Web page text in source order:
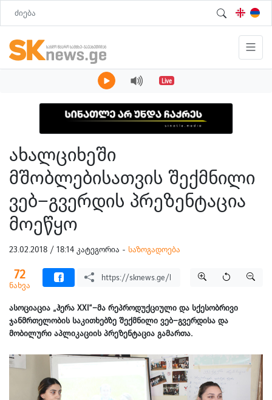
Live
ახალციხეში
მშობლებისათვის შექმნილი
ვებ–გვერდის პრეზენტაცია
მოეწყო
23.02.2018 / 18:14 კატეგორია - საზოგადოება
72
ნახვა
ასოციაცია „ჰერა XXI“–მა რეპროდუქციული და სქესობრივი
ჯანმრთელობის საკითხებზე შექმნილი ვებ–გვერდისა და
მობილური აპლიკაციის პრეზენტაცია გამართა.